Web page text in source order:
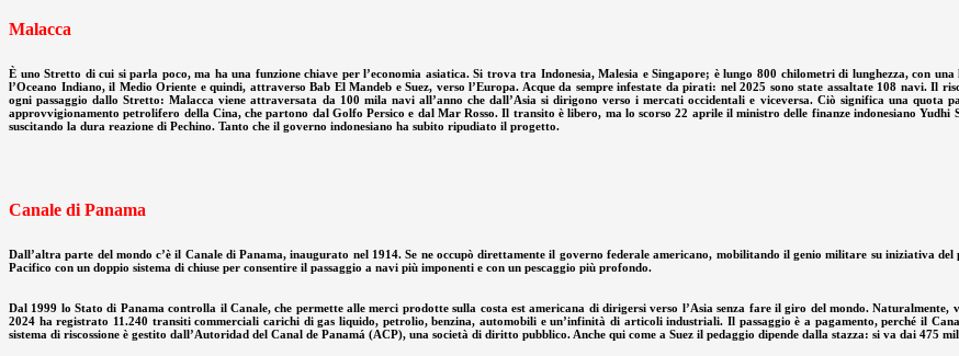
Malacca
È uno Stretto di cui si parla poco, ma ha una funzione chiave per l’economia asiatica. Si trova tra Indonesia, Malesia e Singapore; è lungo 800 chilometri di lunghezza, con
l’Oceano Indiano, il Medio Oriente e quindi, attraverso Bab El Mandeb e Suez, verso l’Europa. Acque da sempre infestate da pirati: nel 2025 sono state assaltate 108 navi. Il
ogni passaggio dallo Stretto: Malacca viene attraversata da 100 mila navi all’anno che dall’Asia si dirigono verso i mercati occidentali e viceversa. Ciò significa una
approvvigionamento petrolifero della Cina, che partono dal Golfo Persico e dal Mar Rosso. Il transito è libero, ma lo scorso 22 aprile il ministro delle finanze indonesiano
suscitando la dura reazione di Pechino. Tanto che il governo indonesiano ha subito ripudiato il progetto.
Canale di Panama
Dall’altra parte del mondo c’è il Canale di Panama, inaugurato nel 1914. Se ne occupò direttamente il governo federale americano, mobilitando il genio militare su iniziativa
Pacifico con un doppio sistema di chiuse per consentire il passaggio a navi più imponenti e con un pescaggio più profondo.
Dal 1999 lo Stato di Panama controlla il Canale, che permette alle merci prodotte sulla costa est americana di dirigersi verso l’Asia senza fare il giro del mondo.
2024 ha registrato 11.240 transiti commerciali carichi di gas liquido, petrolio, benzina, automobili e un’infinità di articoli industriali. Il passaggio è a pagamento, perché il
sistema di riscossione è gestito dall’Autoridad del Canal de Panamá (ACP), una società di diritto pubblico. Anche qui come a Suez il pedaggio dipende dalla stazza: si va dai 475